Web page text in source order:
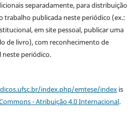
separadamente, para distribuição
trabalho publicada neste periódico (ex.:
em site pessoal, publicar uma
de livro), com reconhecimento de
neste periódico.
index.php/emtese/indexis
- Atribuição 4.0 Internacional.